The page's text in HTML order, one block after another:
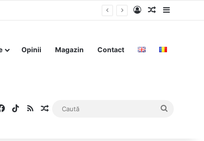
Cotroceni” Log InArticolSidebar
Opinii Magazin Contact
Facebook
TikTok
RSSArticol aleatoriu